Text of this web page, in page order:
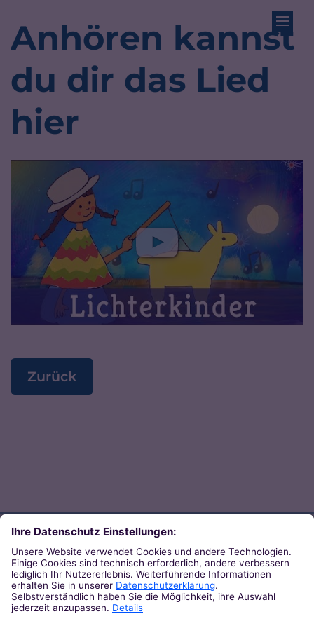
Zum Inhalt springen
Anhören kannst
du dir das Lied
hier
Zurück
Direkt zum Thema
Zu den Orten von Kirche
Zu den Pastoralen Räumen